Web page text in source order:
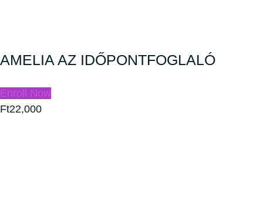
AMELIA AZ IDŐPONTFOGLALÓ
Enroll Now
Ft22,000